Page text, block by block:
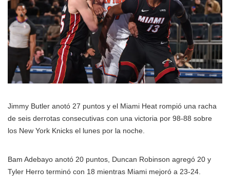
Jimmy Butler anotó 27 puntos y el Miami Heat rompió una racha
de seis derrotas consecutivas con una victoria por 98-88 sobre
los New York Knicks el lunes por la noche.
Bam Adebayo anotó 20 puntos, Duncan Robinson agregó 20 y
Tyler Herro terminó con 18 mientras Miami mejoró a 23-24.